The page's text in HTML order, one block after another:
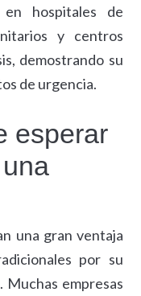
en hospitales de
y centros
demostrando su
de urgencia.
esperar
una gran ventaja
por su
Muchas empresas